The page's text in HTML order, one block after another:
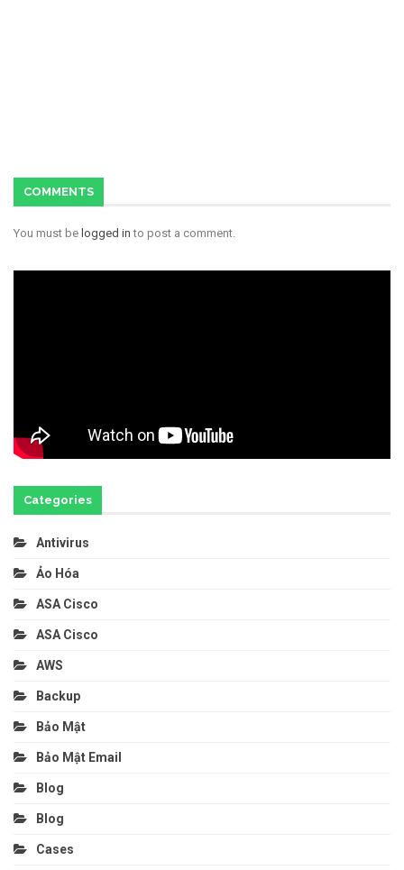
COMMENTS
You must be logged in to post a comment.
Categories
Antivirus
Ảo Hóa
ASA Cisco
ASA Cisco
AWS
Backup
Bảo Mật
Bảo Mật Email
Blog
Blog
Cases